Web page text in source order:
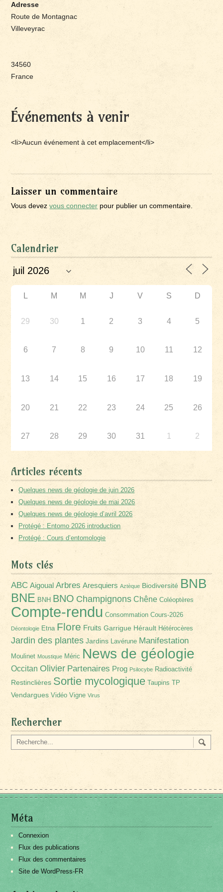
Adresse
Route de Montagnac
Villeveyrac
34560
France
Événements à venir
<li>Aucun événement à cet emplacement</li>
Laisser un commentaire
Vous devezvous connecter pour publier un commentaire.
Calendrier
L M M J V S D
29 30 1 2 3 4 5
6 7 8 9 10 11 12
13 14 15 16 17 18 19
20 21 22 23 24 25 26
27 28 29 30 31 1 2
Articles récents
Quelques news de géologie de juin 2026
Quelques news de géologie de mai 2026
Quelques news de géologie d’avril 2026
Protégé : Entomo 2026 introduction
Protégé : Cours d’entomologie
Mots clés
ABC Aigoual Arbres Aresquiers Aztèque Biodiversité BNB
BNE BNH BNO Champignons Chêne Coléoptères
Compte-rendu Consommation Cours-2026
Déontologie Etna Flore Fruits Garrigue Hérault Hétérocères
Jardin des plantes Jardins Lavérune Manifestation
Moulinet Moustique Méric News de géologie
Occitan Olivier Partenaires Prog Psilocybe Radioactivité
Restinclières Sortie mycologique Taupins TP
Vendargues Vidéo Vigne Virus
Rechercher
Méta
Connexion
Flux des publications
Flux des commentaires
Site de WordPress-FR